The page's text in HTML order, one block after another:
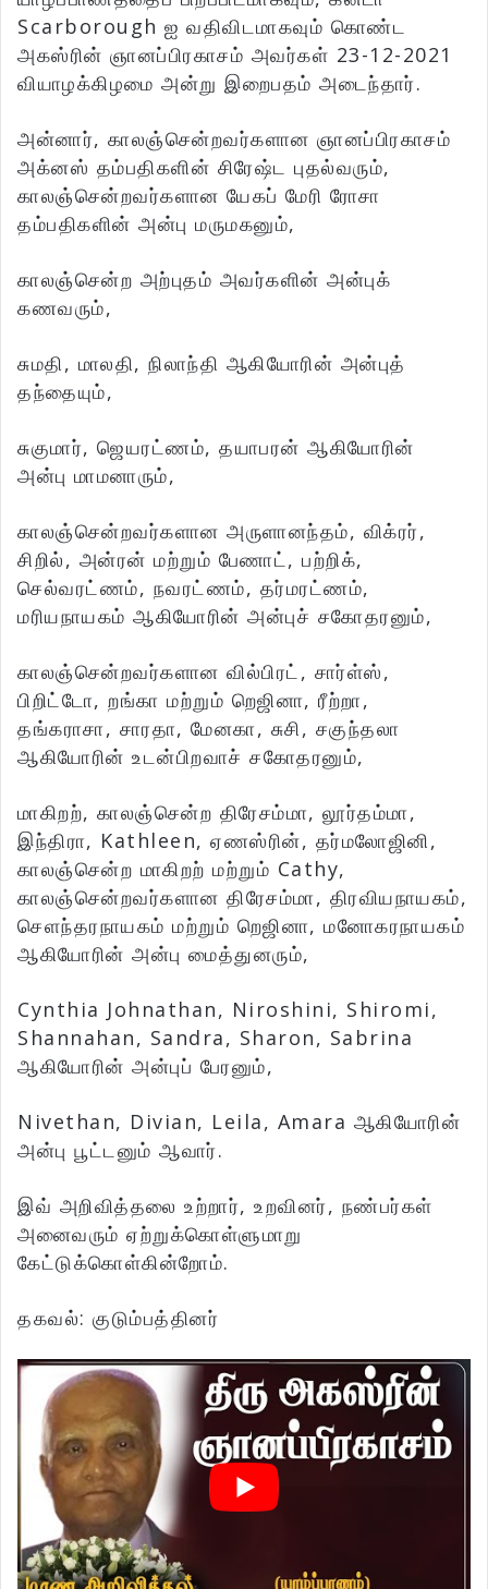
Scarborough ஐ வதிவிடமாகவும் கொண்ட
அகஸ்ரின் ஞானப்பிரகாசம் அவர்கள் 23-12-2021
வியாழக்கிழமை அன்று இறைபதம் அடைந்தார்.
அன்னார், காலஞ்சென்றவர்களான ஞானப்பிரகாசம்
அக்னஸ் தம்பதிகளின் சிரேஷ்ட புதல்வரும்,
காலஞ்சென்றவர்களான யேகப் மேரி ரோசா
தம்பதிகளின் அன்பு மருமகனும்,
காலஞ்சென்ற அற்புதம் அவர்களின் அன்புக்
கணவரும்,
சுமதி, மாலதி, நிலாந்தி ஆகியோரின் அன்புத்
தந்தையும்,
சுகுமார், ஜெயரட்ணம், தயாபரன் ஆகியோரின்
அன்பு மாமனாரும்,
காலஞ்சென்றவர்களான அருளானந்தம், விக்ரர்,
சிறில், அன்ரன் மற்றும் பேணாட், பற்றிக்,
செல்வரட்ணம், நவரட்ணம், தர்மரட்ணம்,
மரியநாயகம் ஆகியோரின் அன்புச் சகோதரனும்,
காலஞ்சென்றவர்களான வில்பிரட், சார்ள்ஸ்,
பிறிட்டோ, றங்கா மற்றும் றெஜினா, ரீற்றா,
தங்கராசா, சாரதா, மேனகா, சுசி, சகுந்தலா
ஆகியோரின் உடன்பிறவாச் சகோதரனும்,
மாகிறற், காலஞ்சென்ற திரேசம்மா, லூர்தம்மா,
இந்திரா, Kathleen, ஏணஸ்ரின், தர்மலோஜினி,
காலஞ்சென்ற மாகிறற் மற்றும் Cathy,
காலஞ்சென்றவர்களான திரேசம்மா, திரவியநாயகம்,
செளந்தரநாயகம் மற்றும் றெஜினா, மனோகரநாயகம்
ஆகியோரின் அன்பு மைத்துனரும்,
Cynthia Johnathan, Niroshini, Shiromi,
Shannahan, Sandra, Sharon, Sabrina
ஆகியோரின் அன்புப் பேரனும்,
Nivethan, Divian, Leila, Amara ஆகியோரின்
அன்பு பூட்டனும் ஆவார்.
இவ் அறிவித்தலை உற்றார், உறவினர், நண்பர்கள்
அனைவரும் ஏற்றுக்கொள்ளுமாறு
கேட்டுக்கொள்கின்றோம்.
தகவல்: குடும்பத்தினர்